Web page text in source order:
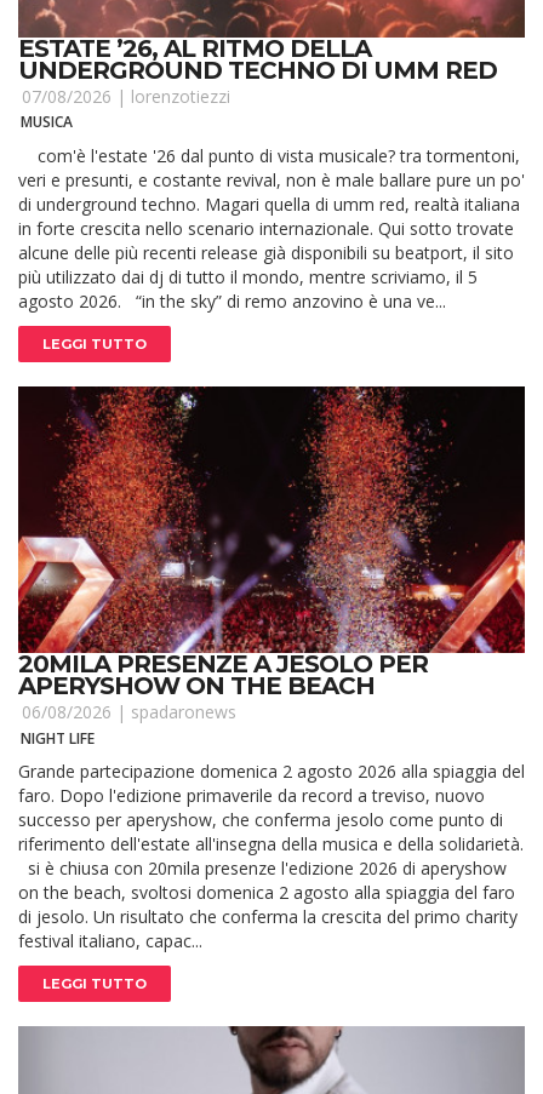
ESTATE ’26, AL RITMO DELLA
UNDERGROUND TECHNO DI UMM RED
07/08/2026 | lorenzotiezzi
MUSICA
com'è l'estate '26 dal punto di vista musicale? tra tormentoni,
veri e presunti, e costante revival, non è male ballare pure un po'
di underground techno. Magari quella di umm red, realtà italiana
in forte crescita nello scenario internazionale. Qui sotto trovate
alcune delle più recenti release già disponibili su beatport, il sito
più utilizzato dai dj di tutto il mondo, mentre scriviamo, il 5
agosto 2026. “in the sky” di remo anzovino è una ve...
LEGGI TUTTO
20MILA PRESENZE A JESOLO PER
APERYSHOW ON THE BEACH
06/08/2026 | spadaronews
NIGHT LIFE
Grande partecipazione domenica 2 agosto 2026 alla spiaggia del
faro. Dopo l'edizione primaverile da record a treviso, nuovo
successo per aperyshow, che conferma jesolo come punto di
riferimento dell'estate all'insegna della musica e della solidarietà.
si è chiusa con 20mila presenze l'edizione 2026 di aperyshow
on the beach, svoltosi domenica 2 agosto alla spiaggia del faro
di jesolo. Un risultato che conferma la crescita del primo charity
festival italiano, capac...
LEGGI TUTTO